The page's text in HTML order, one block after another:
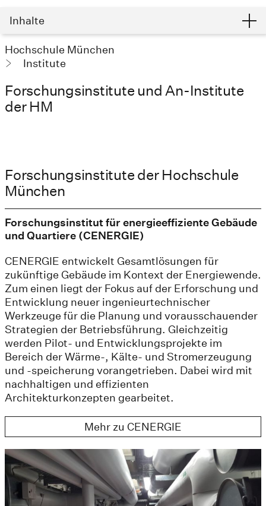
Hochschule München
Institute
Inhalte
Forschungsinstitute und An-Institute
der HM
Forschungsinstitute der Hochschule
München
Forschungsinstitut für energieeffiziente Gebäude
und Quartiere (CENERGIE)
CENERGIE entwickelt Gesamtlösungen für
zukünftige Gebäude im Kontext der Energiewende.
Zum einen liegt der Fokus auf der Erforschung und
Entwicklung neuer ingenieurtechnischer
Werkzeuge für die Planung und vorausschauender
Strategien der Betriebsführung. Gleichzeitig
werden Pilot- und Entwicklungsprojekte im
Bereich der Wärme-, Kälte- und Stromerzeugung
und -speicherung vorangetrieben. Dabei wird mit
nachhaltigen und effizienten
Architekturkonzepten gearbeitet.
Mehr zu CENERGIE